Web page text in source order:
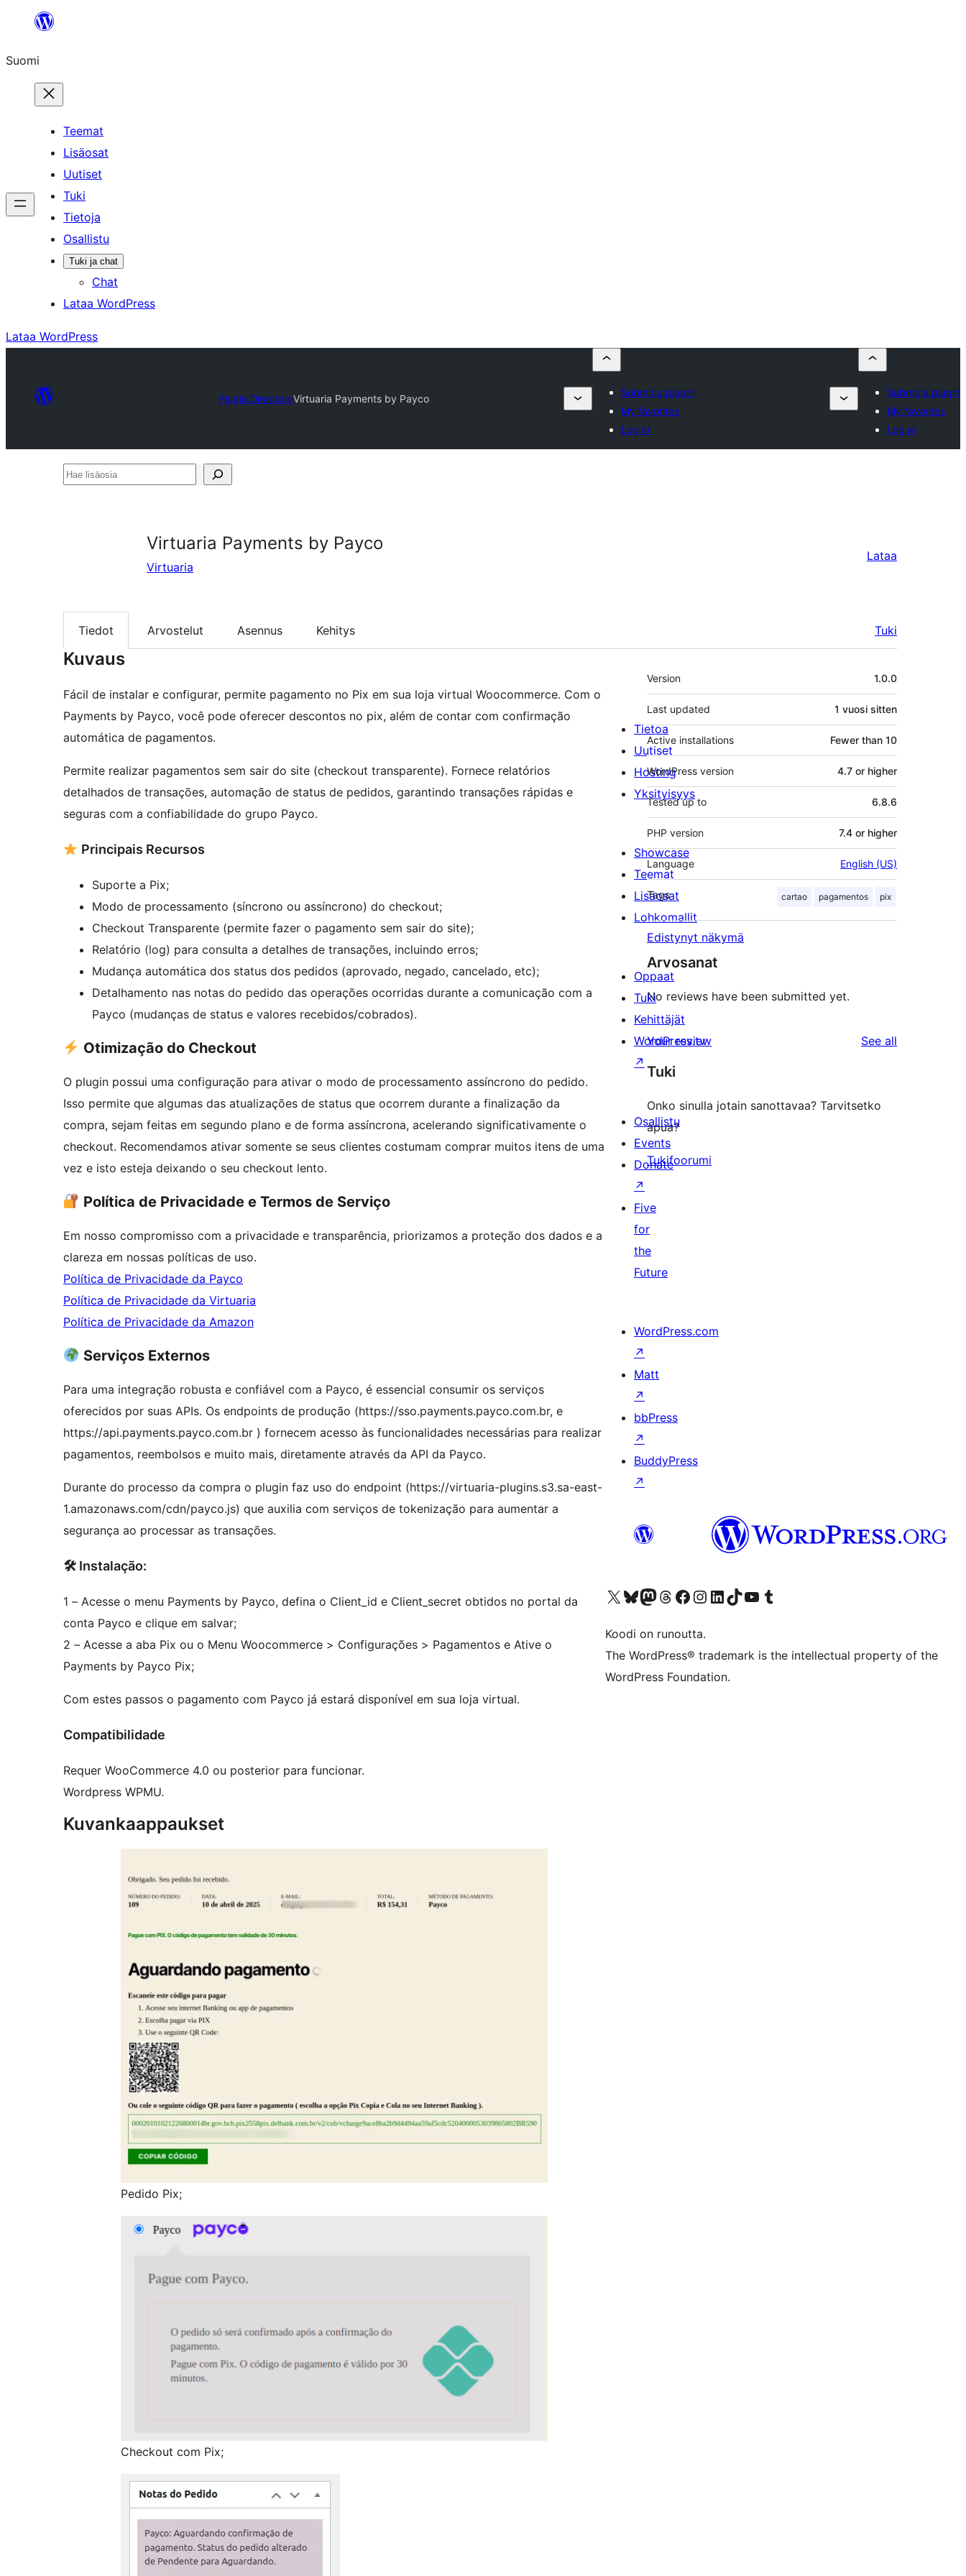
Suomi
Teemat
Lisäosat
Uutiset
Tuki
Tietoja
Osallistu
Tuki ja chat
Chat
Lataa WordPress
Lataa WordPress
Plugin DirectoryVirtuaria Payments by Payco
Submit a plugin
My favorites
Log in
Submit a plugin
My favorites
Log in
Hae
Virtuaria Payments by Payco
Virtuaria
Lataa
Tiedot Arvostelut Asennus Kehitys Tuki
Kuvaus
Fácil de instalar e configurar, permite pagamento no Pix em sua loja virtual Woocommerce. Com o
Payments by Payco, você pode oferecer descontos no pix, além de contar com confirmação
automática de pagamentos.
Permite realizar pagamentos sem sair do site (checkout transparente). Fornece relatórios
detalhados de transações, automação de status de pedidos, garantindo transações rápidas e
seguras com a confiabilidade do grupo Payco.
Principais Recursos
Suporte a Pix;
Modo de processamento (síncrono ou assíncrono) do checkout;
Checkout Transparente (permite fazer o pagamento sem sair do site);
Relatório (log) para consulta a detalhes de transações, incluindo erros;
Mudança automática dos status dos pedidos (aprovado, negado, cancelado, etc);
Detalhamento nas notas do pedido das operações ocorridas durante a comunicação com a
Payco (mudanças de status e valores recebidos/cobrados).
Otimização do Checkout
O plugin possui uma configuração para ativar o modo de processamento assíncrono do pedido.
Isso permite que algumas das atualizações de status que ocorrem durante a finalização da
compra, sejam feitas em segundo plano e de forma assíncrona, acelerando significativamente o
checkout. Recomendamos ativar somente se seus clientes costumam comprar muitos itens de uma
vez e isto esteja deixando o seu checkout lento.
Política de Privacidade e Termos de Serviço
Em nosso compromisso com a privacidade e transparência, priorizamos a proteção dos dados e a
clareza em nossas políticas de uso.
Política de Privacidade da Payco
Política de Privacidade da Virtuaria
Política de Privacidade da Amazon
Serviços Externos
Para uma integração robusta e confiável com a Payco, é essencial consumir os serviços
oferecidos por suas APIs. Os endpoints de produção (https://sso.payments.payco.com.br, e
https://api.payments.payco.com.br ) fornecem acesso às funcionalidades necessárias para realizar
pagamentos, reembolsos e muito mais, diretamente através da API da Payco.
Durante do processo da compra o plugin faz uso do endpoint (https://virtuaria-plugins.s3.sa-east-
1.amazonaws.com/cdn/payco.js) que auxilia com serviços de tokenização para aumentar a
segurança ao processar as transações.
🛠 Instalação:
1 – Acesse o menu Payments by Payco, defina o Client_id e Client_secret obtidos no portal da
conta Payco e clique em salvar;
2 – Acesse a aba Pix ou o Menu Woocommerce > Configurações > Pagamentos e Ative o
Payments by Payco Pix;
Com estes passos o pagamento com Payco já estará disponível em sua loja virtual.
Compatibilidade
Requer WooCommerce 4.0 ou posterior para funcionar.
Wordpress WPMU.
Kuvankaappaukset
Pedido Pix;
Checkout com Pix;
Metatiedot
Version 1.0.0
Last updated 1 vuosi sitten
Active installations Fewer than 10
WordPress version 4.7 or higher
Tested up to 6.8.6
PHP version 7.4 or higher
Language English (US)
Tags cartao pagamentos pix
Edistynyt näkymä
Arvosanat
No reviews have been submitted yet.
Your review See all
Tuki
Onko sinulla jotain sanottavaa? Tarvitsetko
apua?
Tukifoorumi
Tietoa
Uutiset
Hosting
Yksityisyys
Showcase
Teemat
Lisäosat
Lohkomallit
Oppaat
Tuki
Kehittäjät
WordPress.tv
↗
Osallistu
Events
Donate
↗
Five
for
the
Future
WordPress.com
↗
Matt
↗
bbPress
↗
BuddyPress
↗
Visit our X (formerly Twitter) account
Visit our Bluesky account
Visit our Mastodon account
Visit our Threads account
Visit our Facebook page
Visit our Instagram account
Visit our LinkedIn account
Visit our TikTok account
Näytä YouTube-kanava
Visit our Tumblr account
Koodi on runoutta.
The WordPress® trademark is the intellectual property of the
WordPress Foundation.